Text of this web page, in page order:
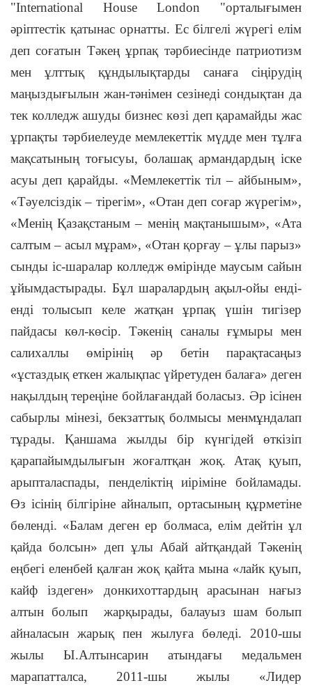
"International House London "орталығымен
әріптестік қатынас орнатты. Ес білгелі жүрегі елім
деп соғатын Тәкең ұрпақ тәрбиесінде патриотизм
мен ұлттық құндылықтарды санаға сіңірудің
маңыздығылын жан-тәнімен сезінеді сондықтан да
тек колледж ашуды бизнес көзі деп қарамайды жас
ұрпақты тәрбиелеуде мемлекеттік мүдде мен тұлға
мақсатының тоғысуы, болашақ армандардың іске
асуы деп қарайды. «Мемлекеттік тіл – айбыным»,
«Тәуелсіздік – тірегім», «Отан деп соғар жүрегім»,
«Менің Қазақстаным – менің мақтанышым», «Ата
салтым – асыл мұрам», «Отан қорғау – ұлы парыз»
сынды іс-шаралар колледж өмірінде маусым сайын
ұйымдастырады. Бұл шаралардың ақыл-ойы енді-
енді толысып келе жатқан ұрпақ үшін тигізер
пайдасы көл-көсір. Тәкенің саналы ғұмыры мен
салихаллы өмірінің әр бетін парақтасаңыз
«ұстаздық еткен жалықпас үйретуден балаға» деген
нақылдың тереңіне бойлағандай боласыз. Әр ісінен
сабырлы мінезі, бекзаттық болмысы менмұндалап
тұрады. Қаншама жылды бір күнгідей өткізіп
қарапайымдылығын жоғалтқан жоқ. Атақ қуып,
арыпталаспады, пенделіктің иіріміне бойламады.
Өз ісінің білгіріне айналып, ортасының құрметіне
бөленді. «Балам деген ер болмаса, елім дейтін ұл
қайда болсын» деп ұлы Абай айтқандай Тәкенің
еңбегі еленбей қалған жоқ қайта мына «лайк қуып,
кайф іздеген» донкихоттардың арасынан нағыз
алтын болып жарқырады, балауыз шам болып
айналасын жарық пен жылуға бөледі. 2010-шы
жылы Ы.Алтынсарин атындағы медальмен
марапатталса, 2011-шы жылы «Лидер